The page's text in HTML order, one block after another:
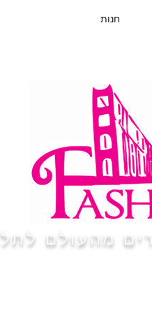
חנות
מהעולם לתל